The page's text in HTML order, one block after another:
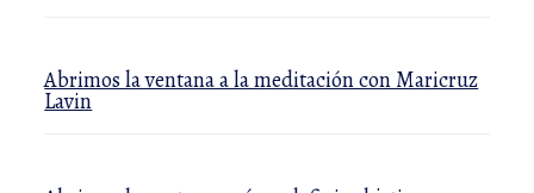
Abrimos la ventana a la meditación con Maricruz
Lavin